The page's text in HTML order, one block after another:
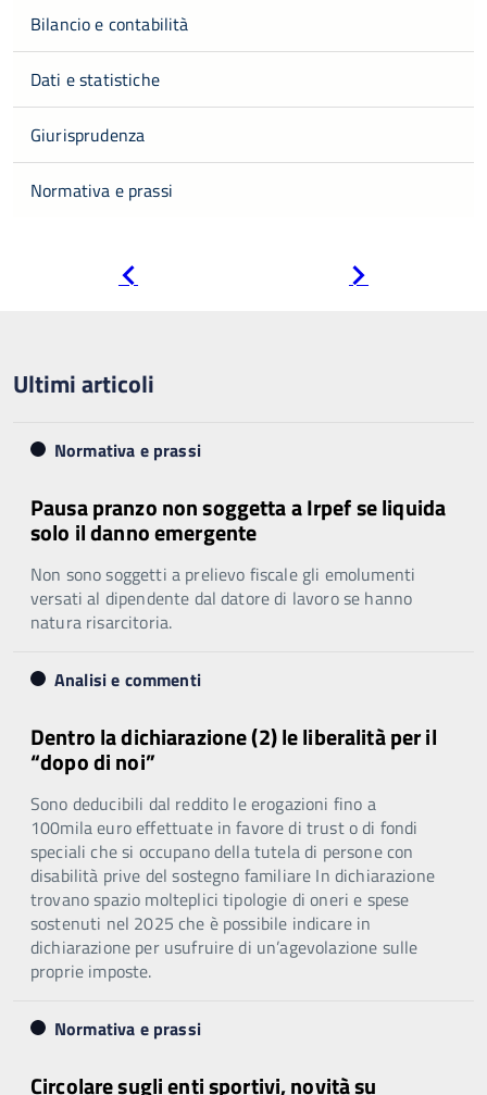
Bilancio e contabilità
Dati e statistiche
Giurisprudenza
Normativa e prassi
Ultimi articoli
Normativa e prassi
Pausa pranzo non soggetta a Irpef se liquida
solo il danno emergente
Non sono soggetti a prelievo fiscale gli emolumenti
versati al dipendente dal datore di lavoro se hanno
natura risarcitoria.
Analisi e commenti
Dentro la dichiarazione (2) le liberalità per il
“dopo di noi”
Sono deducibili dal reddito le erogazioni fino a
100mila euro effettuate in favore di trust o di fondi
speciali che si occupano della tutela di persone con
disabilità prive del sostegno familiare In dichiarazione
trovano spazio molteplici tipologie di oneri e spese
sostenuti nel 2025 che è possibile indicare in
dichiarazione per usufruire di un’agevolazione sulle
proprie imposte.
Normativa e prassi
Circolare sugli enti sportivi, novità su